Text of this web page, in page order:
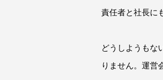
責任者と社長に
どうしようもな
りません。運営